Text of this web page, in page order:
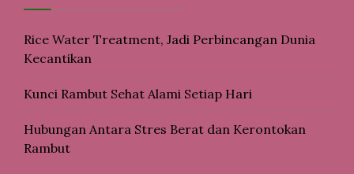
Rice Water Treatment, Jadi Perbincangan Dunia
Kecantikan
Kunci Rambut Sehat Alami Setiap Hari
Hubungan Antara Stres Berat dan Kerontokan
Rambut